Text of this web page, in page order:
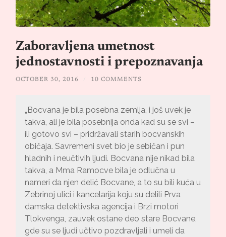
Zaboravljena umetnost
jednostavnosti i prepoznavanja
OCTOBER 30, 2016 / 10 COMMENTS
„Bocvana je bila posebna zemlja, i još uvek je
takva, ali je bila posebnija onda kad su se svi –
ili gotovo svi – pridržavali starih bocvanskih
običaja. Savremeni svet bio je sebičan i pun
hladnih i neučtivih ljudi. Bocvana nije nikad bila
takva, a Mma Ramocve bila je odlučna u
nameri da njen delić Bocvane, a to su bili kuća u
Zebrinoj ulici i kancelarija koju su delili Prva
damska detektivska agencija i Brzi motori
Tlokvenga, zauvek ostane deo stare Bocvane,
gde su se ljudi učtivo pozdravljali i umeli da